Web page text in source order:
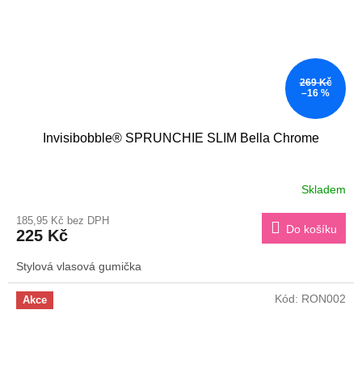
269 Kč
–16 %
Invisibobble® SPRUNCHIE SLIM Bella Chrome
Skladem
185,95 Kč bez DPH
225 Kč Do košíku
Stylová vlasová gumička
Akce Kód: RON002